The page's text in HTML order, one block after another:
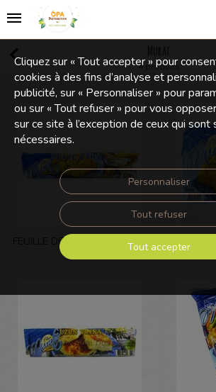
4 produits
FEUILLE DE BAKLAVA MURAT
500 G
KADAÏF
Cliquez sur « Tout accepter » pour
cookies à des fins d’analyse et
publicité, sur « Personnaliser » pour
ou sur « Tout refuser » pour vous
sur ce site à l’exception de ceux qui
nécessaires.
Personnaliser
Tout refuser
Tout accepter